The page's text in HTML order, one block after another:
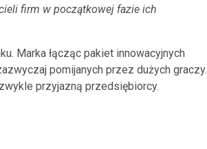
firm w początkowej fazie ich
Marka łącząc pakiet innowacyjnych
pomijanych przez dużych graczy.
przyjazną przedsiębiorcy.